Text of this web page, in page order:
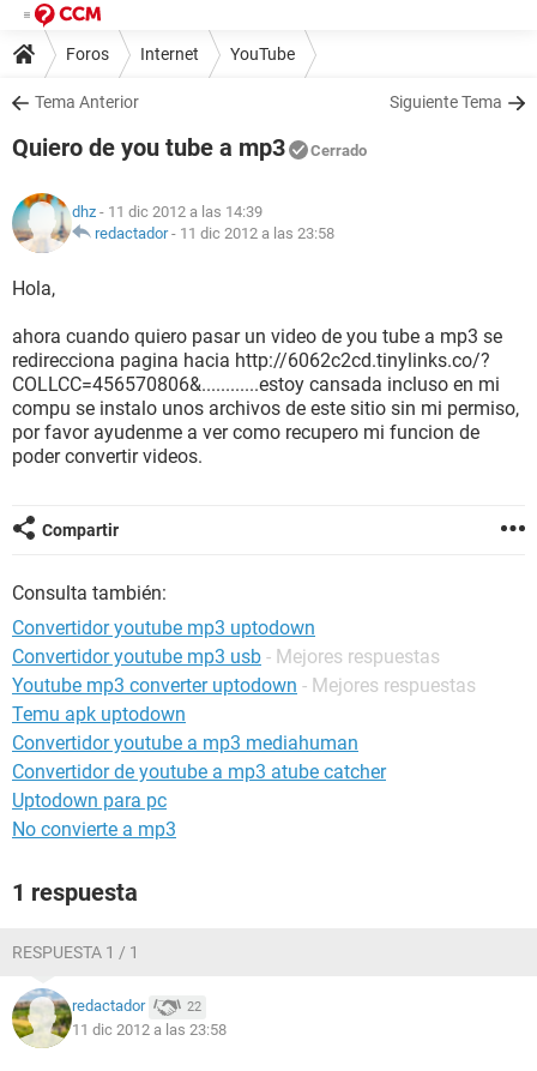
Foros Internet YouTube
Tema Anterior Siguiente Tema
Quiero de you tube a mp3 Cerrado
dhz - 11 dic 2012 a las 14:39
redactador- 11 dic 2012 a las 23:58
Hola,
ahora cuando quiero pasar un video de you tube a mp3 se
redirecciona pagina hacia http://6062c2cd.tinylinks.co/?
COLLCC=456570806&............estoy cansada incluso en mi
compu se instalo unos archivos de este sitio sin mi permiso,
por favor ayudenme a ver como recupero mi funcion de
poder convertir videos.
Compartir
Consulta también:
Convertidor youtube mp3 uptodown
Convertidor youtube mp3 usb - Mejores respuestas
Youtube mp3 converter uptodown - Mejores respuestas
Temu apk uptodown
Convertidor youtube a mp3 mediahuman
Convertidor de youtube a mp3 atube catcher
Uptodown para pc
No convierte a mp3
1 respuesta
RESPUESTA 1 / 1
redactador 22
11 dic 2012 a las 23:58